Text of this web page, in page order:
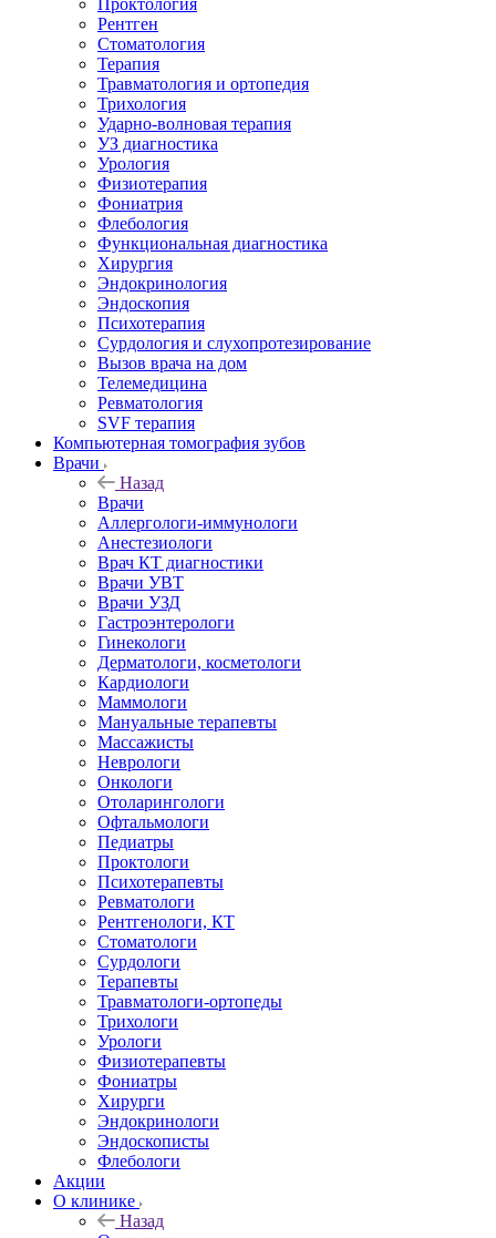
Проктология
Рентген
Стоматология
Терапия
Травматология и ортопедия
Трихология
Ударно-волновая терапия
УЗ диагностика
Урология
Физиотерапия
Фониатрия
Флебология
Функциональная диагностика
Хирургия
Эндокринология
Эндоскопия
Психотерапия
Сурдология и слухопротезирование
Вызов врача на дом
Телемедицина
Ревматология
SVF терапия
Компьютерная томография зубов
Врачи
Назад
Врачи
Аллергологи-иммунологи
Анестезиологи
Врач КТ диагностики
Врачи УВТ
Врачи УЗД
Гастроэнтерологи
Гинекологи
Дерматологи, косметологи
Кардиологи
Маммологи
Мануальные терапевты
Массажисты
Неврологи
Онкологи
Отоларингологи
Офтальмологи
Педиатры
Проктологи
Психотерапевты
Ревматологи
Рентгенологи, КТ
Стоматологи
Сурдологи
Терапевты
Травматологи-ортопеды
Трихологи
Урологи
Физиотерапевты
Фониатры
Хирурги
Эндокринологи
Эндоскописты
Флебологи
Акции
О клинике
Назад